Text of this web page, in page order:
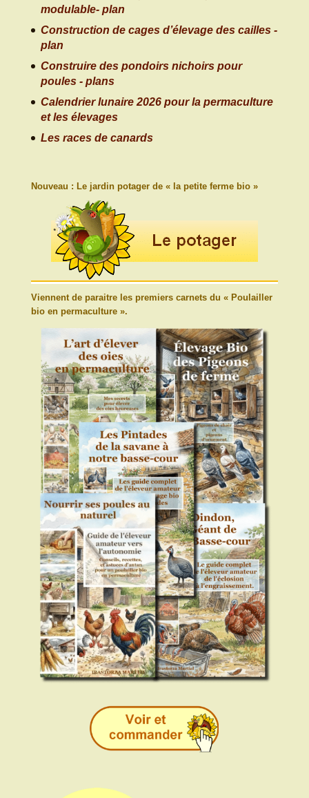
modulable- plan
Construction de cages d’élevage des cailles -
plan
Construire des pondoirs nichoirs pour
poules - plans
Calendrier lunaire 2026 pour la permaculture
et les élevages
Les races de canards
Nouveau : Le jardin potager de « la petite ferme bio »
Viennent de paraitre les premiers carnets du « Poulailler
bio en permaculture ».